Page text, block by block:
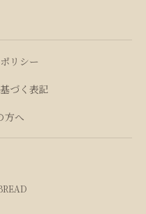
リシー
づく表記
方へ